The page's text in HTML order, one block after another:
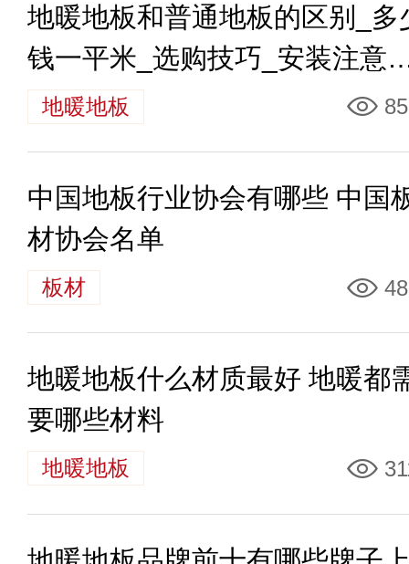
地暖地板和普通地板的区别_多
钱一平米_选购技巧_安装注意
识地暖地板
中国地板行业协会有哪些 中国
材协会名单
板材
地暖地板什么材质最好 地暖都
要哪些材料
地暖地板